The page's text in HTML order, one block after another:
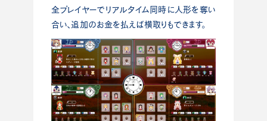
全プレイヤーでリアルタイム同時に人形を奪い
合い、追加のお金を払えば横取りもできます。